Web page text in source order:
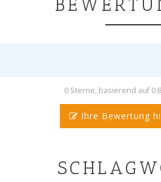
0 Sterne, basierend auf 0
Ihre Bewertung